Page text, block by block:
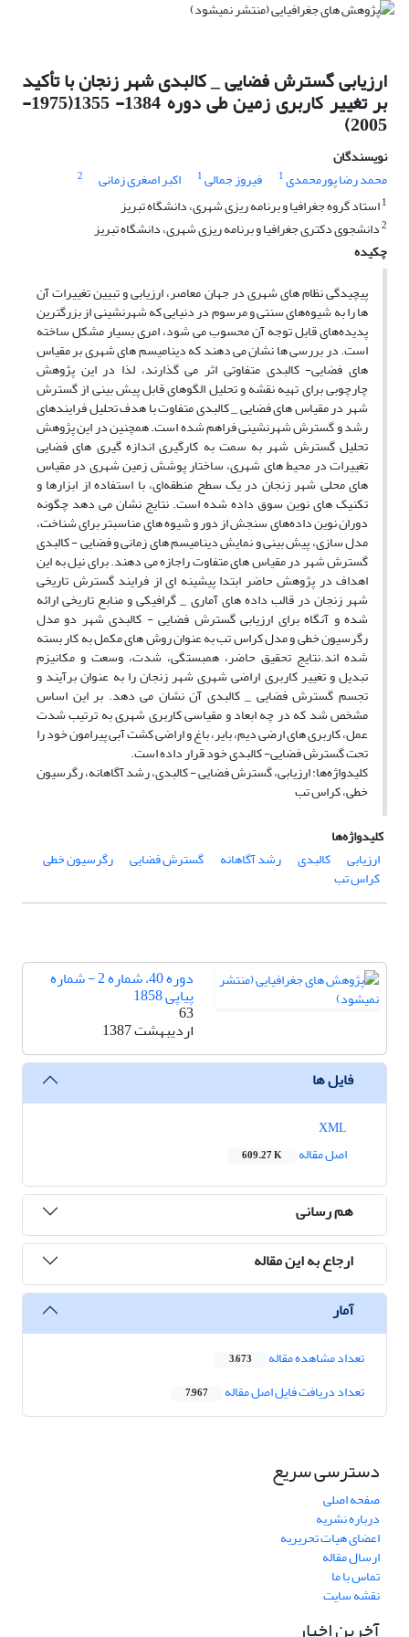
ارزیابی گسترش فضایی _ کالبدی شهر زنجان با تأکید
بر تغییر کاربری زمین طی دوره 1384- 1355(1975-
2005)
نویسندگان
محمد رضا پورمحمدی1 فیروز جمالی1 اکبر اصغری زمانی
2
1استاد گروه جغرافیا و برنامه ریزی شهری، دانشگاه تبریز
2دانشجوی دکتری جغرافیا و برنامه ریزی شهری، دانشگاه تبریز
چکیده
پیچیدگی نظام های شهری در جهان معاصر، ارزیابی و تبیین تغییرات آن
ها را به شیوه‌های سنتی و مرسوم در دنیایی که شهرنشینی از بزرگترین
پدیده‌های قابل توجه آن محسوب می شود، امری بسیار مشکل ساخته
است. در بررسی ها نشان می دهند که دینامیسم های شهری بر مقیاس
های فضایی- کالبدی متفاوتی اثر می گذارند، لذا در این پژوهش
چارچوبی برای تهیه نقشه و تحلیل الگوهای قابل پیش بینی از گسترش
شهر در مقیاس های فضایی _ کالبدی متفاوت با هدف تحلیل فرایندهای
رشد و گسترش شهرنشینی فراهم شده است. همچنین در این پژوهش
تحلیل گسترش شهر به سمت به کارگیری اندازه گیری های فضایی
تغییرات در محیط های شهری، ساختار پوشش زمین شهری در مقیاس
های محلی شهر زنجان در یک سطح منطقه‌ای، با استفاده از ابزارها و
تکنیک های نوین سوق داده شده است. نتایج نشان می دهد چگونه
دوران نوین داده‌های سنجش از دور و شیوه های مناسبتر برای شناخت،
مدل سازی، پیش بینی و نمایش دینامیسم های زمانی و فضایی - کالبدی
گسترش شهر در مقیاس های متفاوت راجازه می دهند. برای نیل به این
اهداف در پژوهش حاضر ابتدا پیشینه ای از فرایند گسترش تاریخی
شهر زنجان در قالب داده های آماری _ گرافیکی و منابع تاریخی ارائه
شده و آنگاه برای ارزیابی گسترش فضایی - کالبدی شهر دو مدل
رگرسیون خطی و مدل کراس تب به عنوان روش های مکمل به کار بسته
شده اند.نتایج تحقیق حاضر، همبستگی، شدت، وسعت و مکانیزم
تبدیل و تغییر کاربری اراضی شهری شهر زنجان را به عنوان برآیند و
تجسم گسترش فضایی _ کالبدی آن نشان می دهد. بر این اساس
مشخص شد که در چه ابعاد و مقیاسی کاربری شهری به ترتیب شدت
عمل، کاربری های ارضی دیم، بایر، باغ و اراضی کشت آبی پیرامون خود را
تحت گسترش فضایی- کالبدی خود قرار داده است.
کلیدواژه‌ها: ارزیابی، گسترش فضایی - کالبدی، رشد آگاهانه، رگرسیون
خطی، کراس تب
کلیدواژه‌ها
ارزیابی
کالبدی رشد آگاهانه گسترش فضایی رگرسیون خطی
کراس تب
دوره 40، شماره 2 - شماره
پیاپی 1858
63
اردیبهشت 1387
فایل ها
اصل مقاله
609.27 K
هم رسانی
ارجاع به این مقاله
آمار
تعداد مشاهده مقاله 3,673
تعداد دریافت فایل اصل مقاله 7,967
دسترسی سریع
صفحه اصلی
درباره نشریه
اعضای هیات تحریریه
ارسال مقاله
تماس با ما
نقشه سایت